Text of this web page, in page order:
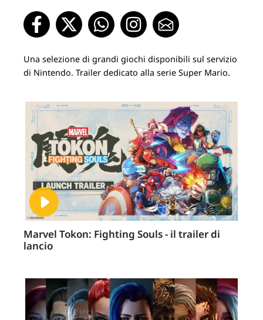
Una selezione di grandi giochi disponibili sul servizio
di Nintendo. Trailer dedicato alla serie Super Mario.
Marvel Tokon: Fighting Souls - il trailer di
lancio